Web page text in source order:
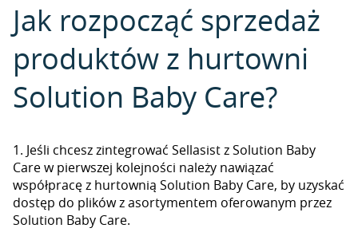
Jak rozpocząć sprzedaż
produktów z hurtowni
Solution Baby Care?
1. Jeśli chcesz zintegrować Sellasist z Solution Baby
Care w pierwszej kolejności należy nawiązać
współpracę z hurtownią Solution Baby Care, by uzyskać
dostęp do plików z asortymentem oferowanym przez
Solution Baby Care.